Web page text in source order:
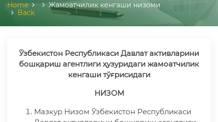
Home
Жамоатчилик кенгаши низоми
Back
Ўзбекистон Республикаси Давлат активларини
бошқариш агентлиги ҳузуридаги жамоатчилик
кенгаши тўғрисидаги
НИЗОМ
Мазкур Низом Ўзбекистон Республикаси